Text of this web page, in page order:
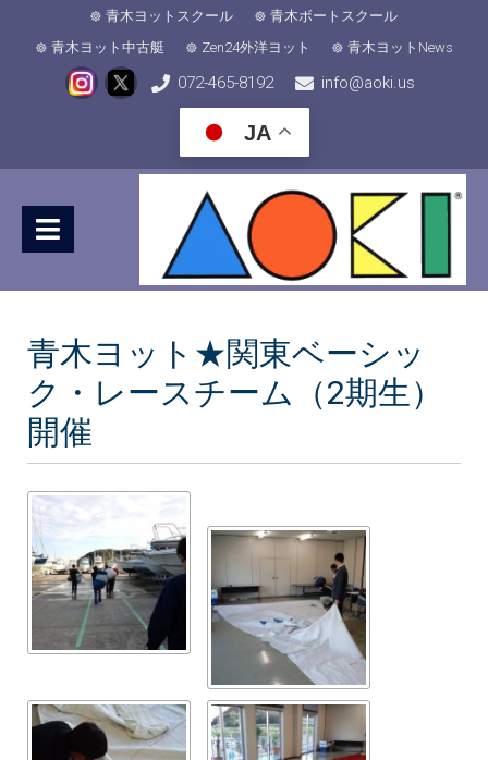
青木ヨットスクール
青木ボートスクール
青木ヨット中古艇
Zen24外洋ヨット 青木ヨットNews
072-465-8192 info@aoki.us
JA
青木ヨット★関東ベーシッ
ク・レースチーム（2期生）
開催